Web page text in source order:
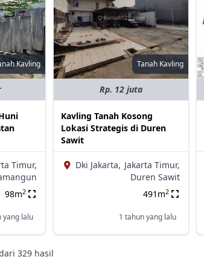
Kavling
Timur,
98m2
yang lalu
Tanah Kavling
Rp. 12 juta
Kavling Tanah Kosong
Lokasi Strategis di Duren
Sawit
Dki Jakarta, Jakarta Timur,
Duren Sawit
491m2
1 tahun yang lalu
329 hasil